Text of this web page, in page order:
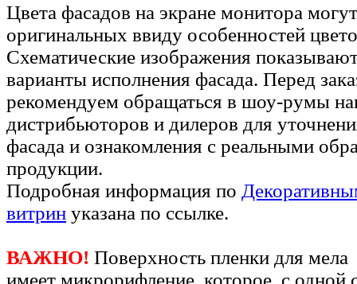
Цвета фасадов на экране монитора
оригинальных ввиду особенностей
Схематические изображения
варианты исполнения фасада. Перед
рекомендуем обращаться в шоу-румы
дистрибьюторов и дилеров для
фасада и ознакомления с реальными
продукции.
Подробная информация по
витрин указана по ссылке.
ВАЖНО! Поверхность пленки для мела
имеет микрорифление, которое, с одной